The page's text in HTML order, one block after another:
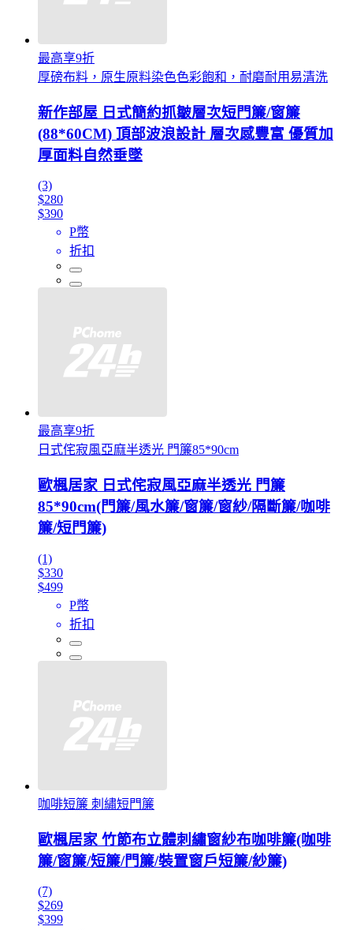
最高享9折
厚磅布料，原生原料染色色彩飽和，耐磨耐用易清洗
新作部屋 日式簡約抓皺層次短門簾/窗簾
(88*60CM) 頂部波浪設計 層次感豐富 優質加
厚面料自然垂墜
(3)
$280
$390
P幣
折扣
最高享9折
日式侘寂風亞麻半透光 門簾85*90cm
歐楓居家 日式侘寂風亞麻半透光 門簾
85*90cm(門簾/風水簾/窗簾/窗紗/隔斷簾/咖啡
簾/短門簾)
(1)
$330
$499
P幣
折扣
咖啡短簾 刺繡短門簾
歐楓居家 竹節布立體刺繡窗紗布咖啡簾(咖啡
簾/窗簾/短簾/門簾/裝置窗戶短簾/紗簾)
(7)
$269
$399